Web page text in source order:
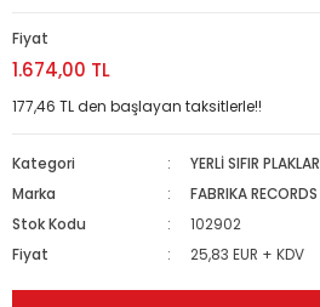
Fiyat
1.674,00 TL
177,46 TL den başlayan taksitlerle!!
Kategori
YERLİ SIFIR PLAKLAR
Marka
FABRIKA RECORDS
Stok Kodu
102902
Fiyat
25,83 EUR + KDV